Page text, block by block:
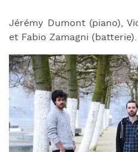
Jérémy Dumont (piano),
et Fabio Zamagni (batterie).